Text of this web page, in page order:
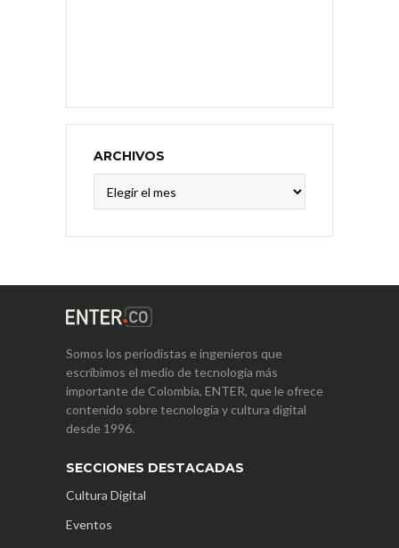
ARCHIVOS
Somos los periodistas e ingenieros que
escribimos el medio de tecnología más
importante de Colombia, ENTER, que le ofrece
contenido sobre tecnología y cultura digital
desde 1996.
SECCIONES DESTACADAS
Cultura Digital
Eventos